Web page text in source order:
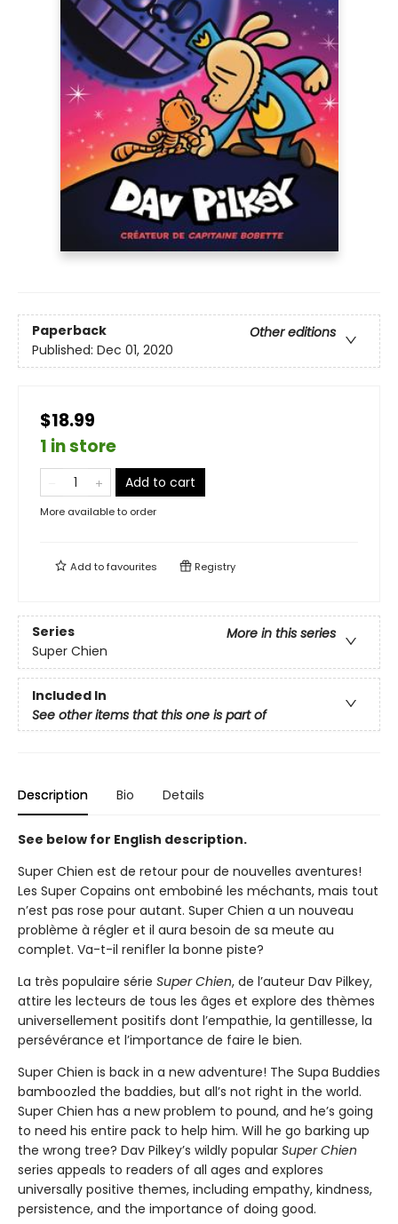
Paperback
Other editions
Published: Dec 01, 2020
$18.99
1 in store
Add to cart
More available to order
Add tofavourites Registry
Series
More in this series
Super Chien
Included In
See other items that this one is part of
Description Bio Details
See below for English description.
Super Chien est de retour pour de nouvelles aventures!
Les Super Copains ont embobiné les méchants, mais tout
n’est pas rose pour autant. Super Chien a un nouveau
problème à régler et il aura besoin de sa meute au
complet. Va-t-il renifler la bonne piste?
La très populaire série Super Chien, de l’auteur Dav Pilkey,
attire les lecteurs de tous les âges et explore des thèmes
universellement positifs dont l’empathie, la gentillesse, la
persévérance et l’importance de faire le bien.
Super Chien is back in a new adventure! The Supa Buddies
bamboozled the baddies, but all’s not right in the world.
Super Chien has a new problem to pound, and he’s going
to need his entire pack to help him. Will he go barking up
the wrong tree? Dav Pilkey’s wildly popular Super Chien
series appeals to readers of all ages and explores
universally positive themes, including empathy, kindness,
persistence, and the importance of doing good.